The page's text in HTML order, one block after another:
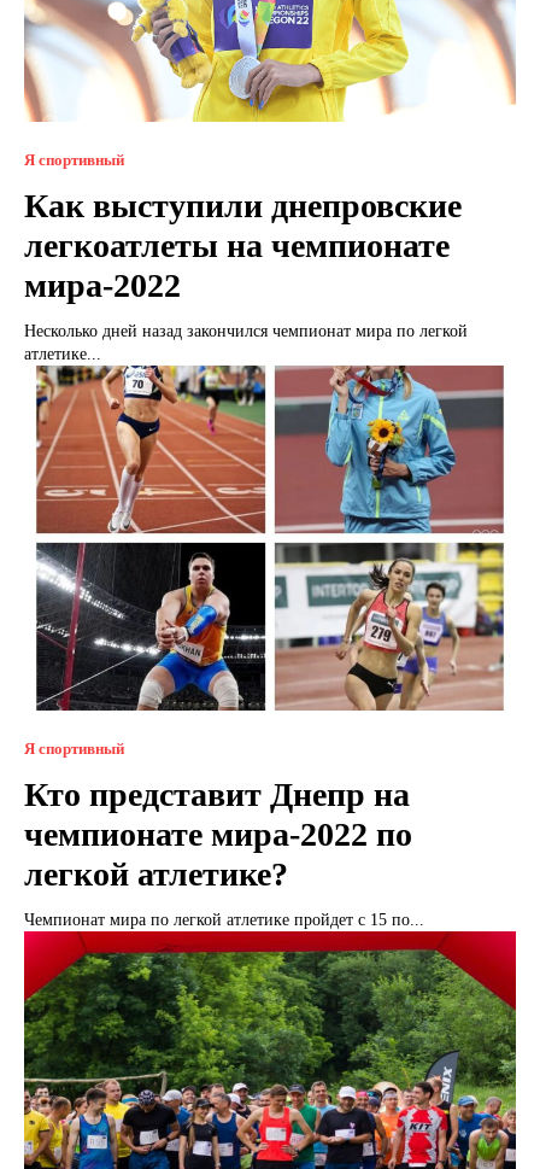
Я спортивный
Как выступили днепровские
легкоатлеты на чемпионате
мира-2022
Несколько дней назад закончился чемпионат мира по легкой
атлетике...
Я спортивный
Кто представит Днепр на
чемпионате мира-2022 по
легкой атлетике?
Чемпионат мира по легкой атлетике пройдет с 15 по...